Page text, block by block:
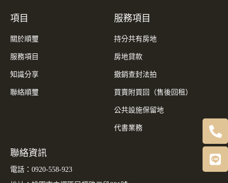
項目
關於順璽
服務項目
知識分享
聯絡順璽
服務項目
持分共有房地
房地貸款
撤銷查封法拍
買賣附買回（售後回租）
公共設施保留地
代書業務
聯絡資訊
電話： 0920-558-923